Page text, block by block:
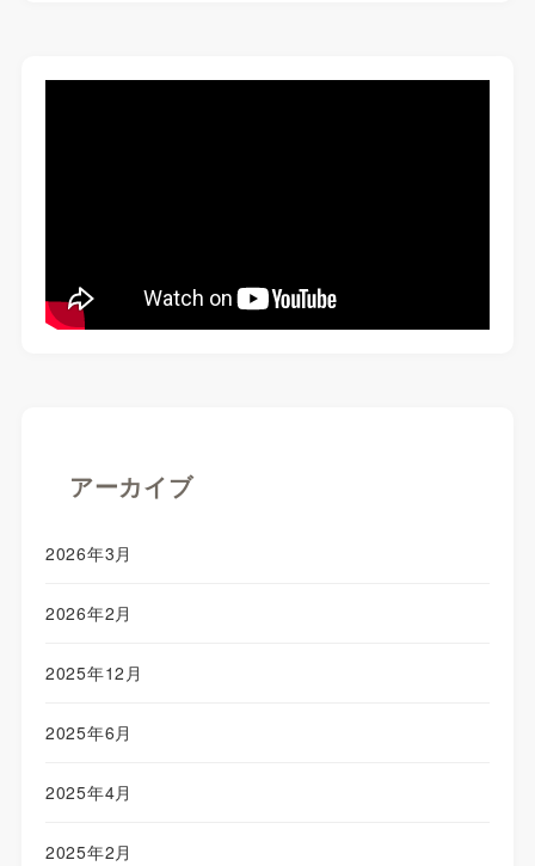
アーカイブ
2026年3月
2026年2月
2025年12月
2025年6月
2025年4月
2025年2月